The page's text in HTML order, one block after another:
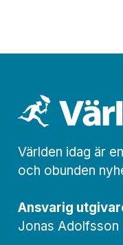
Världen idag är
och obunden
Ansvarig
Jonas Adolfsson